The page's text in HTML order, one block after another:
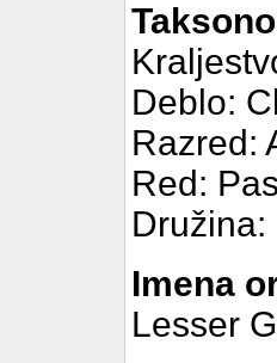
Deblo:
Razred:
Red:
Imena
Lesser